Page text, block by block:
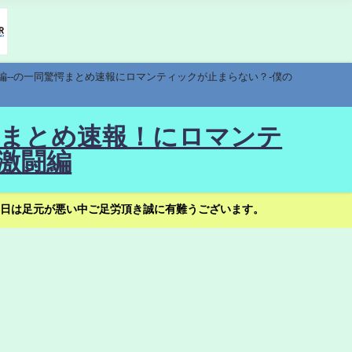
の一同驚愕まとめ速報にロマンティックが止まらない？-僕の
とめ速報！にロマンテ
闘編
足元が悪い中ご足労頂き誠に有難うございます。